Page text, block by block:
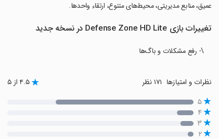
عمیق، منابع مدیریتی، محیط‌های متنوع، ارتقاء واحدها.
تغییرات بازی Defense Zone HD Lite در نسخه جدید
\- رفع مشکلات و باگ‌ها
نظرات و امتیازها ۴.۵ از ۵
۵
۴
۳
۲